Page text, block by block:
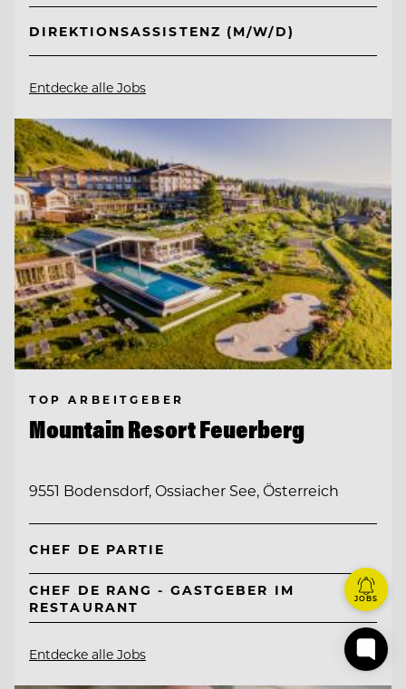
DIREKTIONSASSISTENZ (M/W/D)
Entdecke alle Jobs
TOP ARBEITGEBER
Mountain Resort Feuerberg
9551 Bodensdorf, Ossiacher See, Österreich
CHEF DE PARTIE
CHEF DE RANG - GASTGEBER IM
RESTAURANT
Entdecke alle Jobs
JOBS